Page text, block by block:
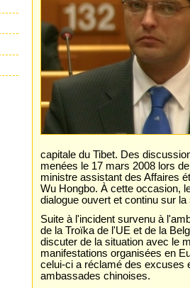
capitale du Tibet. Des
menées le 17 mars 2008 lors
ministre assistant des Affaires
Wu Hongbo. À cette occasion,
dialogue ouvert et continu sur la
Suite à l'incident survenu à
de la Troïka de l'UE et de la
discuter de la situation avec le
manifestations organisées en
celui-ci a réclamé des excuses
ambassades chinoises.